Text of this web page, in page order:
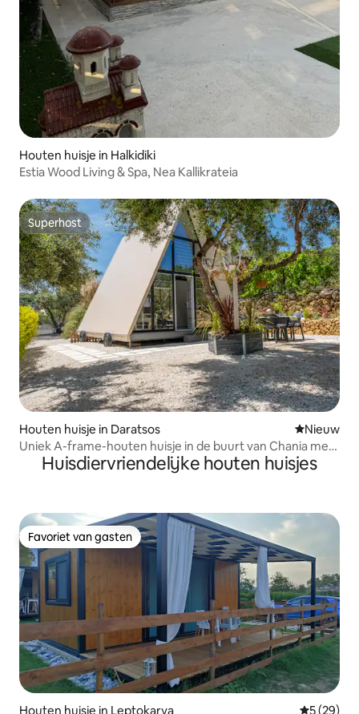
Houten huisje in Halkidiki
Estia Wood Living & Spa, Nea Kallikrateia
Superhost
Superhost
Houten huisje in Daratsos Nieuwe
Nieuw
Uniek A-frame-houten huisje in de buurt van Chania met
jacuzziHuisdiervriendelijke houten huisjes
Favoriet van gasten
Favoriet van gasten
Houten huisje in Leptokarya
5 (29)